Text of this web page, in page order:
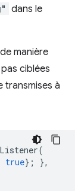
dans le
manière
ciblées
transmises à
(
true};
},